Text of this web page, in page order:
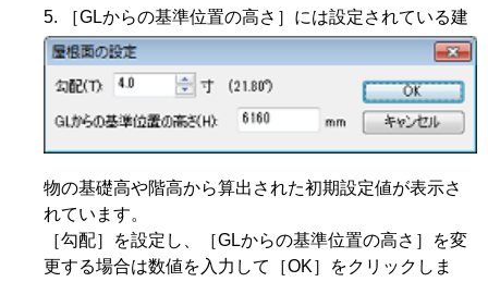
［GLからの基準位置の高さ］には設定されている建
物の基礎高や階高から算出された初期設定値が表示さ
れています。
［勾配］を設定し、［GLからの基準位置の高さ］を変
更する場合は数値を入力して［OK］をクリックしま